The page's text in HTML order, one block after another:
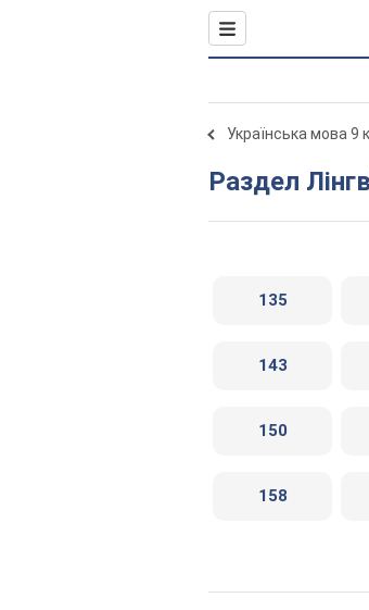
Українська мова 9
Раздел
135
143
150
158